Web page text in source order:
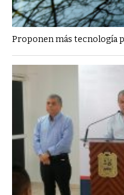
Proponen más tecnología